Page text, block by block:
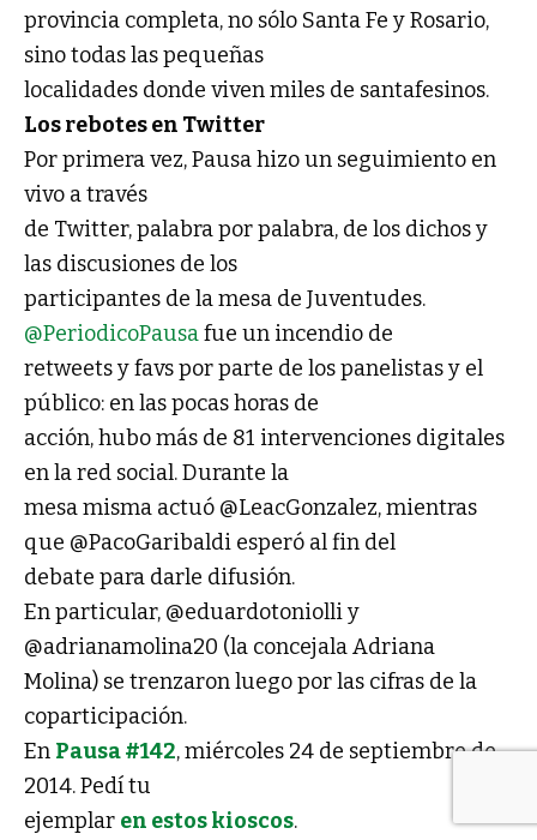
provincia completa, no sólo Santa Fe y Rosario,
sino todas las pequeñas
localidades donde viven miles de santafesinos.
Los rebotes en Twitter
Por primera vez, Pausa hizo un seguimiento en
vivo a través
de Twitter, palabra por palabra, de los dichos y
las discusiones de los
participantes de la mesa de Juventudes.
@PeriodicoPausafue un incendio de
retweets y favs por parte de los panelistas y el
público: en las pocas horas de
acción, hubo más de 81 intervenciones digitales
en la red social. Durante la
mesa misma actuó @LeacGonzalez, mientras
que @PacoGaribaldi esperó al fin del
debate para darle difusión.
En particular, @eduardotoniolli y
@adrianamolina20 (la concejala Adriana
Molina) se trenzaron luego por las cifras de la
coparticipación.
En Pausa #142, miércoles 24 de septiembre de
2014. Pedí tu
ejemplar en estos kioscos.